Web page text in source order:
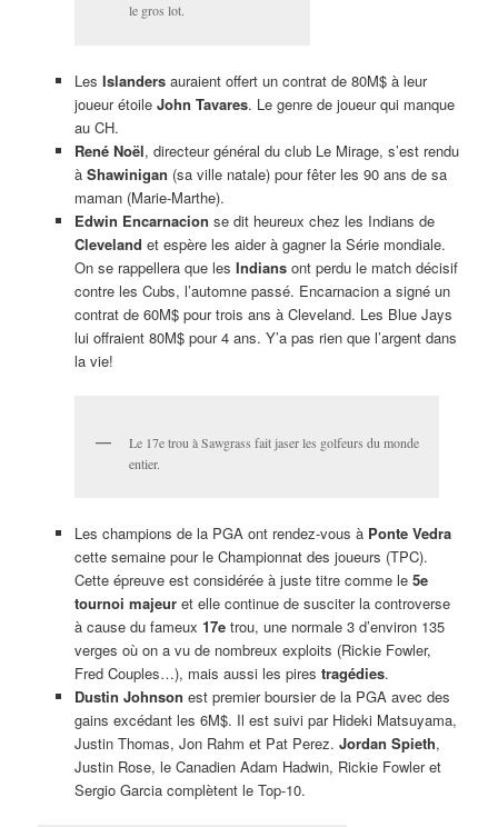
le gros lot.
Les Islandersauraient offert un contrat de 80M$ à leur
joueur étoile John Tavares. Le genre de joueur qui manque
au CH.
René Noël, directeur général du club Le Mirage, s’est rendu
à Shawinigan (sa ville natale) pour fêter les 90 ans de sa
maman (Marie-Marthe).
Edwin Encarnacion se dit heureux chez les Indians de
Cleveland et espère les aider à gagner la Série mondiale.
On se rappellera que les Indiansont perdu le match décisif
contre les Cubs, l’automne passé. Encarnacion a signé un
contrat de 60M$ pour trois ans à Cleveland. Les Blue Jays
lui offraient 80M$ pour 4 ans. Y’a pas rien que l’argent dans
la vie!
Le 17e trou à Sawgrass fait jaser les golfeurs du monde
entier.
Les champions de la PGA ont rendez-vous à Ponte Vedra
cette semaine pour le Championnat des joueurs (TPC).
Cette épreuve est considérée à juste titre comme le 5e
tournoi majeuret elle continue de susciter la controverse
à cause du fameux 17etrou, une normale 3 d’environ 135
verges où on a vu de nombreux exploits (Rickie Fowler,
Fred Couples…), mais aussi les pires tragédies.
Dustin Johnson est premier boursier de la PGA avec des
gains excédant les 6M$. Il est suivi par Hideki Matsuyama,
Justin Thomas, Jon Rahm et Pat Perez. Jordan Spieth,
Justin Rose, le Canadien Adam Hadwin, Rickie Fowler et
Sergio Garcia complètent le Top-10.